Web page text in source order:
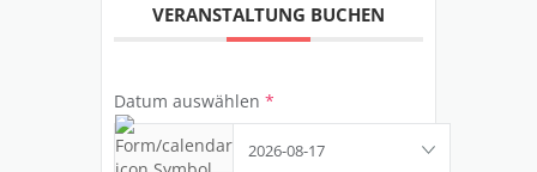
VERANSTALTUNG BUCHEN
Datum auswählen *